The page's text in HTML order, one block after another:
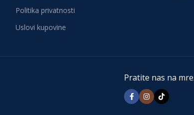
Politika privatnosti
Uslovi kupovine
Pratite nas na